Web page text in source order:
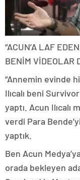
“ACUN’A LAF
BENİM VİDEOLAR
“Annemin evinde
Ilıcalı beni
yaptı. Acun Ilıcalı
verdi Para
yaptık.
Ben Acun
orada bekleyen